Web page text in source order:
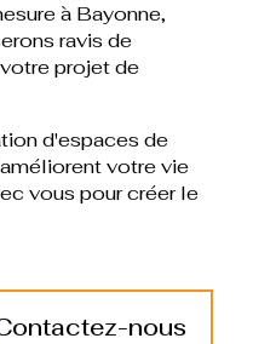
à Bayonne,
ravis de
projet de
d'espaces de
votre vie
vous pour créer le
nous